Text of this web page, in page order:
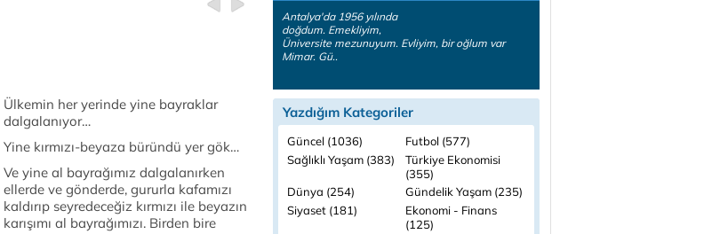
Ülkemin her yerinde yine bayraklar
dalgalanıyor…
Yine kırmızı-beyaza büründü yer gök…
Ve yine al bayrağımız dalgalanırken
ellerde ve gönderde, gururla kafamızı
kaldırıp seyredeceğiz kırmızı ile beyazın
karışımı al bayrağımızı. Birden bire
Antalya'da 1956 yılında
doğdum. Emekliyim,
Üniversite mezunuyum. Evliyim, bir oğlum var
Mimar. Gü..
Yazdığım Kategoriler
Güncel (1036)
Futbol (577)
Sağlıklı Yaşam (383)
Türkiye Ekonomisi
(355)
Dünya (254)
Gündelik Yaşam (235)
Siyaset (181)
Ekonomi - Finans
(125)